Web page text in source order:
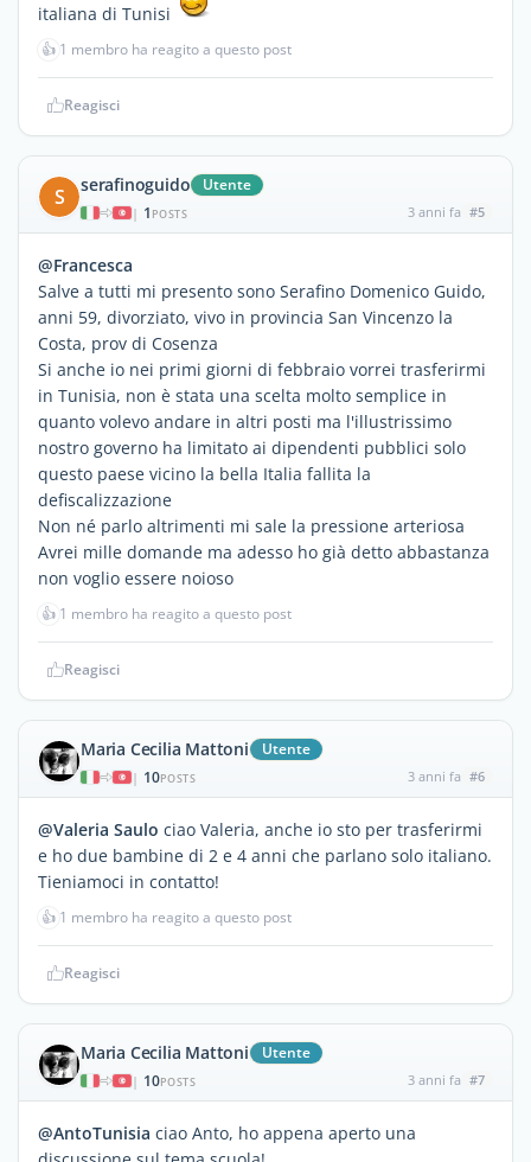
italiana di Tunisi
👍 1 membro ha reagito a questo post
Reagisci
S serafinoguido Utente
| 1 POSTS 3 anni fa #5
@Francesca
Salve a tutti mi presento sono Serafino Domenico Guido,
anni 59, divorziato, vivo in provincia San Vincenzo la
Costa, prov di Cosenza
Si anche io nei primi giorni di febbraio vorrei trasferirmi
in Tunisia, non è stata una scelta molto semplice in
quanto volevo andare in altri posti ma l'illustrissimo
nostro governo ha limitato ai dipendenti pubblici solo
questo paese vicino la bella Italia fallita la
defiscalizzazione
Non né parlo altrimenti mi sale la pressione arteriosa
Avrei mille domande ma adesso ho già detto abbastanza
non voglio essere noioso
👍 1 membro ha reagito a questo post
Reagisci
Maria Cecilia Mattoni Utente
| 10POSTS 3 anni fa #6
@Valeria Saulo ciao Valeria, anche io sto per trasferirmi
e ho due bambine di 2 e 4 anni che parlano solo italiano.
Tieniamoci in contatto!
👍 1 membro ha reagito a questo post
Reagisci
Maria Cecilia Mattoni Utente
| 10POSTS 3 anni fa #7
@AntoTunisia ciao Anto, ho appena aperto una